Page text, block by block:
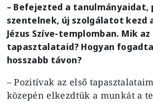
– Befejezted a tanulmányaidat,
szentelnek, új szolgálatot kezd
Jézus Szíve-templomban. Mik az
tapasztalataid? Hogyan
hosszabb távon?
– Pozitívak az első
közepén elkezdtük a munkát a